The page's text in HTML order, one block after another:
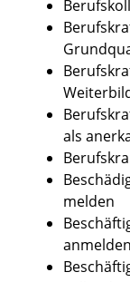
als
melden
anmelden